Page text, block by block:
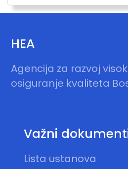
HEA
Agencija za razvoj
osiguranje kvaliteta
Važni
Lista ustanova